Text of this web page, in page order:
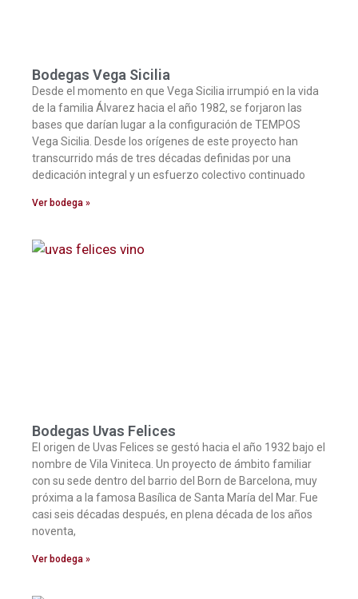
Bodegas Vega Sicilia
Desde el momento en que Vega Sicilia irrumpió en la vida
de la familia Álvarez hacia el año 1982, se forjaron las
bases que darían lugar a la configuración de TEMPOS
Vega Sicilia. Desde los orígenes de este proyecto han
transcurrido más de tres décadas definidas por una
dedicación integral y un esfuerzo colectivo continuado
Ver bodega »
Bodegas Uvas Felices
El origen de Uvas Felices se gestó hacia el año 1932 bajo el
nombre de Vila Viniteca. Un proyecto de ámbito familiar
con su sede dentro del barrio del Born de Barcelona, muy
próxima a la famosa Basílica de Santa María del Mar. Fue
casi seis décadas después, en plena década de los años
noventa,
Ver bodega »